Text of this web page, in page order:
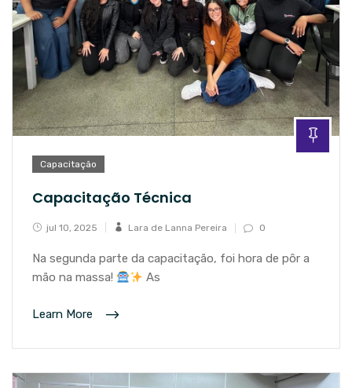
Capacitação
Capacitação Técnica
jul 10, 2025 Lara de Lanna Pereira 0
Na segunda parte da capacitação, foi hora de pôr a
mão na massa!
As
Learn More